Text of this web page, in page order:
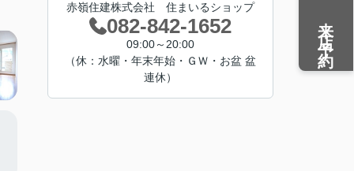
赤嶺住建株式会社 住まいるショップ
082-842-1652
09:00～20:00
（休：水曜・年末年始・ＧＷ・お盆 盆
連休）
来店予約